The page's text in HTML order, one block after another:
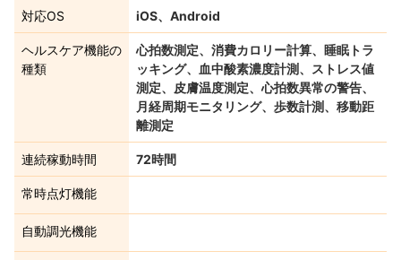
対応OS iOS、Android
ヘルスケア機能の
種類
心拍数測定、消費カロリー計算、睡眠トラ
ッキング、血中酸素濃度計測、ストレス値
測定、皮膚温度測定、心拍数異常の警告、
月経周期モニタリング、歩数計測、移動距
離測定
連続稼動時間 72時間
常時点灯機能
自動調光機能